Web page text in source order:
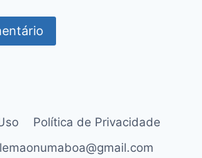
Política de Privacidade